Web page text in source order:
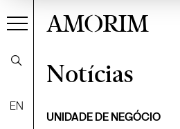
EN
AMORIM
Notícias
Filtrar
Notícias
UNIDADE DE NEGÓCIO